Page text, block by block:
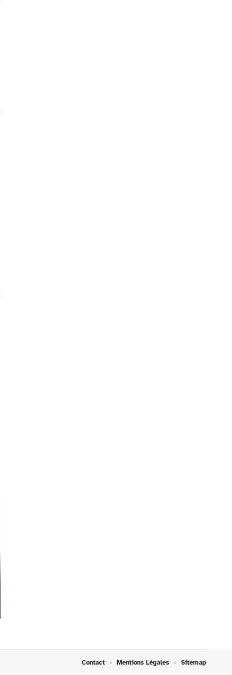
Contact Mentions Légales Sitemap